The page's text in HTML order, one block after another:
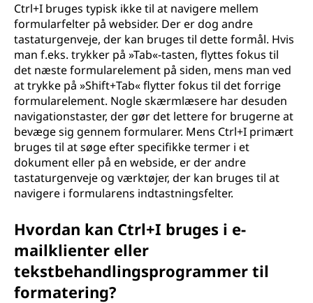
Ctrl+I bruges typisk ikke til at navigere mellem
formularfelter på websider. Der er dog andre
tastaturgenveje, der kan bruges til dette formål. Hvis
man f.eks. trykker på »Tab«-tasten, flyttes fokus til
det næste formularelement på siden, mens man ved
at trykke på »Shift+Tab« flytter fokus til det forrige
formularelement. Nogle skærmlæsere har desuden
navigationstaster, der gør det lettere for brugerne at
bevæge sig gennem formularer. Mens Ctrl+I primært
bruges til at søge efter specifikke termer i et
dokument eller på en webside, er der andre
tastaturgenveje og værktøjer, der kan bruges til at
navigere i formularens indtastningsfelter.
Hvordan kan Ctrl+I bruges i e-
mailklienter eller
tekstbehandlingsprogrammer til
formatering?